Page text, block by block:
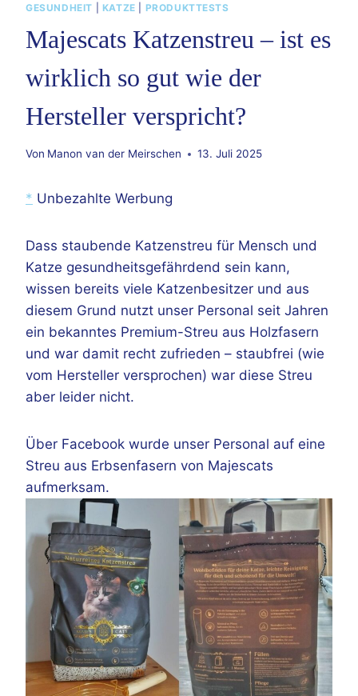
GESUNDHEIT KATZE PRODUKTTESTS
Majescats Katzenstreu – ist es
wirklich so gut wie der
Hersteller verspricht?
Von Manon van der Meirschen 13. Juli 2025
* Unbezahlte Werbung
Dass staubende Katzenstreu für Mensch und
Katze gesundheitsgefährdend sein kann,
wissen bereits viele Katzenbesitzer und aus
diesem Grund nutzt unser Personal seit Jahren
ein bekanntes Premium-Streu aus Holzfasern
und war damit recht zufrieden – staubfrei (wie
vom Hersteller versprochen) war diese Streu
aber leider nicht.
Über Facebook wurde unser Personal auf eine
Streu aus Erbsenfasern von Majescats
aufmerksam.